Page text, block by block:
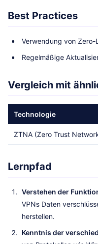
Best Practices
Verwendung von Zero-
Regelmäßige
Vergleich mit
Technologie
ZTNA (Zero Trust
Lernpfad
Verstehen der
VPNs Daten
herstellen.
Kenntnis der